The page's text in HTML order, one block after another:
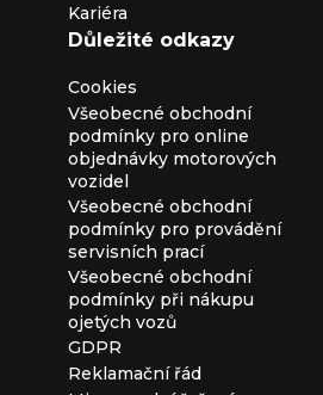
Kariéra
Důležité odkazy
Cookies
Všeobecné obchodní
podmínky pro online
objednávky motorových
vozidel
Všeobecné obchodní
podmínky pro provádění
servisních prací
Všeobecné obchodní
podmínky při nákupu
ojetých vozů
GDPR
Reklamační řád